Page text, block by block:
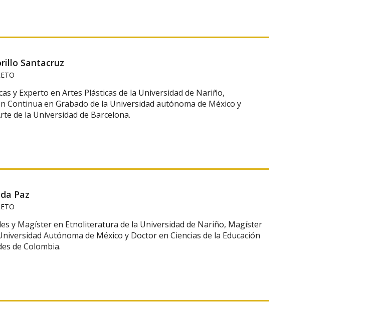
Santacruz
y Experto en Artes Plásticas de la Universidad de Nariño,
Continua en Grabado de la Universidad autónoma de México y
de la Universidad de Barcelona.
Paz
y Magíster en Etnoliteratura de la Universidad de Nariño, Magíster
Autónoma de México y Doctor en Ciencias de la Educación
de Colombia.